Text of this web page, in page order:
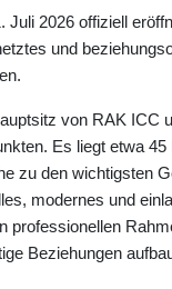
2026 offiziell
und
von RAK ICC
Es liegt etwa
zu den wichtigsten
modernes und
professionellen
Beziehungen